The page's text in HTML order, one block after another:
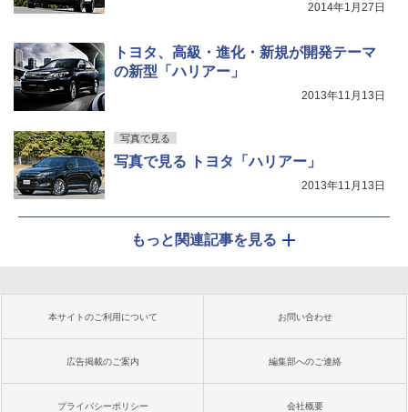
2014年1月27日
トヨタ、高級・進化・新規が開発テーマ
の新型「ハリアー」
2013年11月13日
写真で見る
写真で見る トヨタ「ハリアー」
2013年11月13日
もっと関連記事を見る
本サイトのご利用について お問い合わせ
広告掲載のご案内 編集部へのご連絡
プライバシーポリシー 会社概要